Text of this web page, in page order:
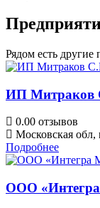
Рядом есть другие
ИП Митраков
0.00 отзывов
Московская обл,
Подробнее
ООО